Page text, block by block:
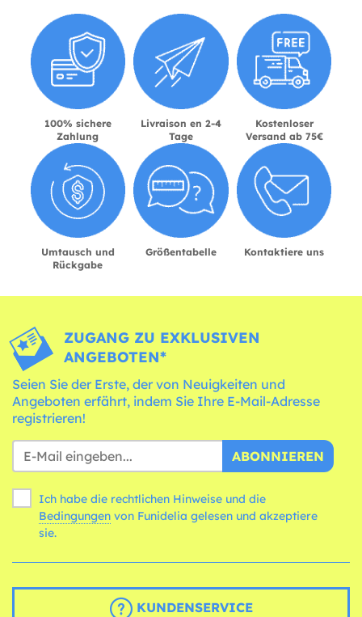
100% sichere
Zahlung
Livraison en 2-4
Tage
Kostenloser
Versand ab 75€
Umtausch und
Rückgabe
Größentabelle Kontaktiere uns
ZUGANG ZU EXKLUSIVEN
ANGEBOTEN*
Seien Sie der Erste, der von Neuigkeiten und
Angeboten erfährt, indem Sie Ihre E-Mail-Adresse
registrieren!
ABONNIEREN
Ich habe die rechtlichen Hinweise und die
Bedingungen
sie.
KUNDENSERVICE